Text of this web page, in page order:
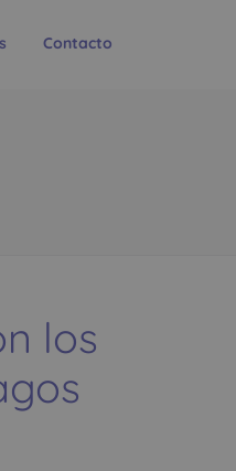
Contacto
los